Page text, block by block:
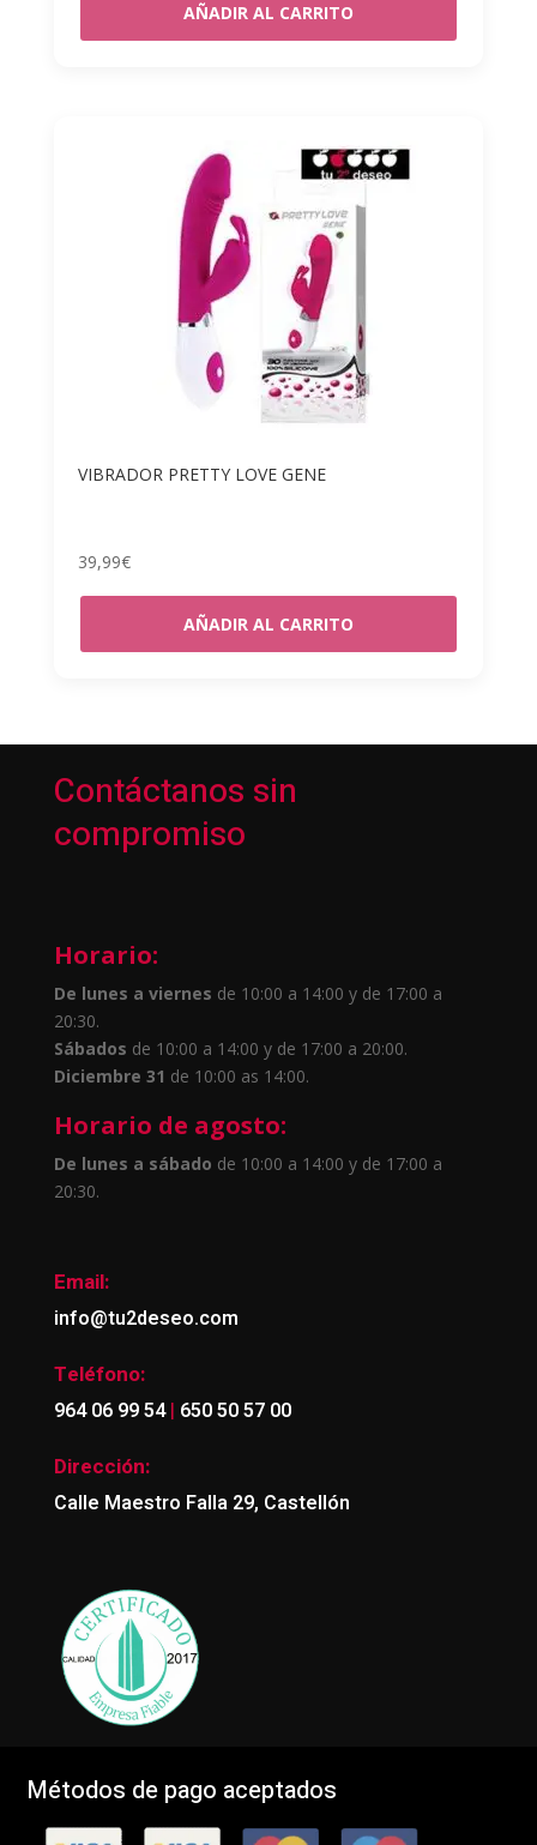
AÑADIR AL CARRITO
VIBRADOR PRETTY LOVE GENE
39,99€
AÑADIR AL CARRITO
Contáctanos sin
compromiso
Horario:
De lunes a viernes de 10:00 a 14:00 y de 17:00 a
20:30.
Sábados de 10:00 a 14:00 y de 17:00 a 20:00.
Diciembre 31 de 10:00 as 14:00.
Horario de agosto:
De lunes a sábado de 10:00 a 14:00 y de 17:00 a
20:30.
Email:
info@tu2deseo.com
Teléfono:
964 06 99 54| 650 50 57 00
Dirección:
Calle Maestro Falla 29, Castellón
Métodos de pago aceptados